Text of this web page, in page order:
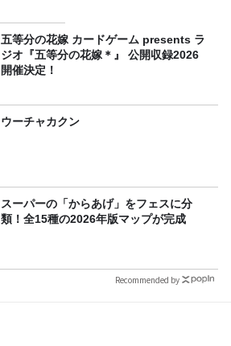
五等分の花嫁 カードゲーム presents ラ
ジオ『五等分の花嫁＊』 公開収録2026
開催決定！
ウーチャカクン
スーパーの「からあげ」をフェスに分
類！全15種の2026年版マップが完成
Recommended by